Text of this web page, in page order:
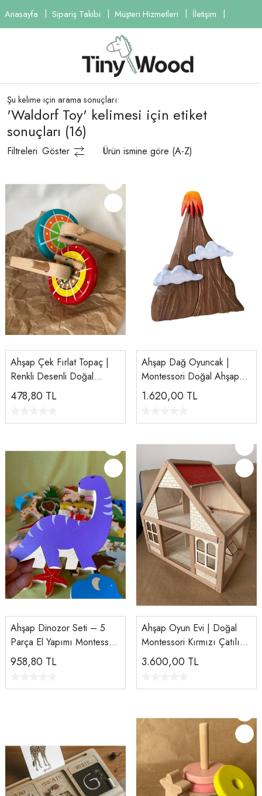
Anasayfa Sipariş Takibi Müşteri Hizmetleri İletişim
Şu kelime için arama sonuçları:
'Waldorf Toy' kelimesi için etiket
sonuçları (16)
Filtreleri Göster Ürün ismine göre (A-Z)
Ahşap Çek Fırlat Topaç |
Renkli Desenli Doğal
Ahşap Oyuncak
478,80 TL
Ahşap Dağ Oyuncak |
Montessori Doğal Ahşap
Dekor ve Eğitim Seti
1.620,00 TL
Ahşap Dinozor Seti – 5
Parça El Yapımı Montessori
Eğitici Ahşap Oyuncak |
Tiny Wood
958,80 TL
Ahşap Oyun Evi | Doğal
Montessori Kırmızı Çatılı
Ev | El Yapımı Ahşap
Oyuncak
3.600,00 TL